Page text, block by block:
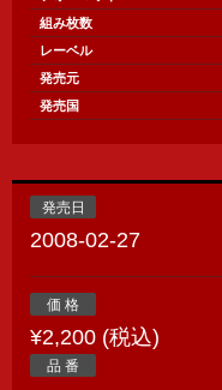
組み枚数
レーベル
発売元
発売国
発売日
2008-02-27
価 格
¥2,200 (税込)
品 番